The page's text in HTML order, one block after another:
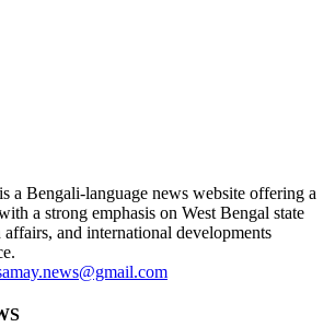
a Bengali-language news website offering a
a strong emphasis on West Bengal state
and international developments